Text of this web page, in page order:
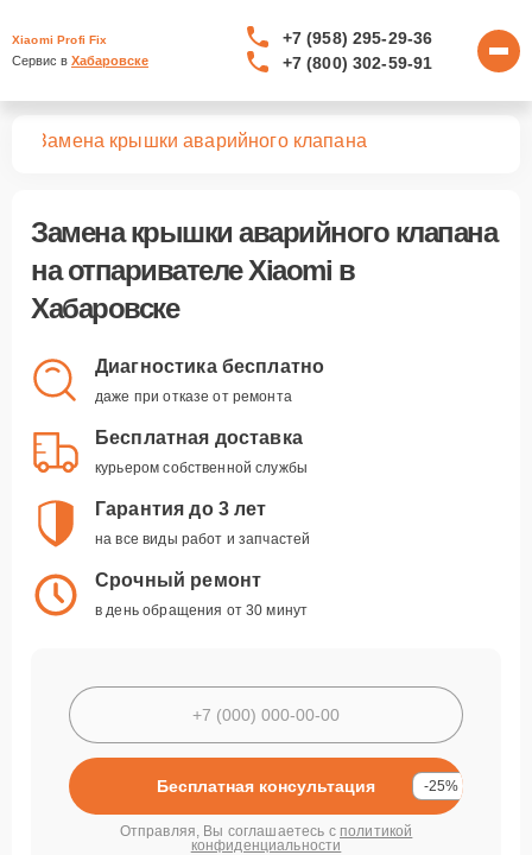
Xiaomi Profi Fix
Сервис в Хабаровске
+7 (958) 295-29-36
+7 (800) 302-59-91
Замена крышки аварийного клапана
Замена крышки аварийного клапана
на отпаривателе Xiaomi в
Хабаровске
Диагностика бесплатно
даже при отказе от ремонта
Бесплатная доставка
курьером собственной службы
Гарантия до 3 лет
на все виды работ и запчастей
Срочный ремонт
в день обращения от 30 минут
Бесплатная консультация -25%
Отправляя, Вы соглашаетесь с политикой
конфиденциальности